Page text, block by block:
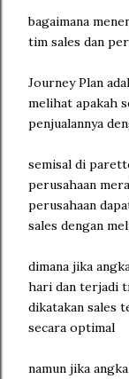
bagaimana
tim sales dan
Journey Plan
melihat apakah
penjualannya
semisal di
perusahaan
perusahaan
sales dengan
dimana jika
hari dan terjadi
dikatakan sales
secara optimal
namun jika